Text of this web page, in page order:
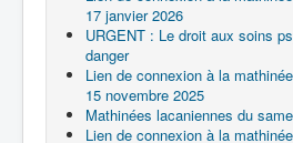
17 janvier 2026
URGENT : Le droit aux soins
danger
Lien de connexion à la
15 novembre 2025
Mathinées lacaniennes du
Lien de connexion à la